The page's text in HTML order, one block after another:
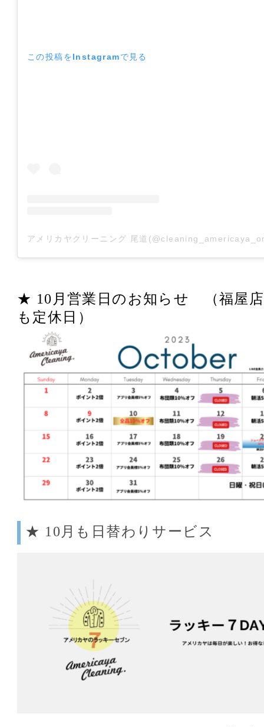
この投稿をInstagramで見る
★ 10月営業日のお知らせ （福屋
も定休日）
★ 10月も日替わりサービス